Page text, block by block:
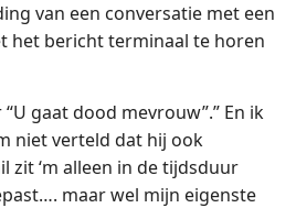
van een conversatie met een
het bericht terminaal te horen
gaat dood mevrouw”.” En ik
niet verteld dat hij ook
zit ‘m alleen in de tijdsduur
maar wel mijn eigenste